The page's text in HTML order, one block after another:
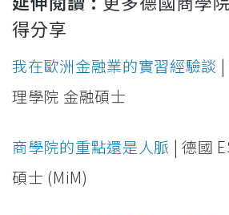
得分享
我在歐洲金融業的實習經驗談
理學院 金融碩士
商學院的重點還是人脈 | 德國
碩士 (MiM)